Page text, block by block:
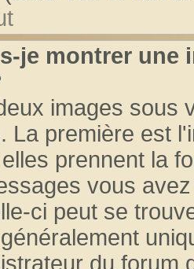
je montrer une
images sous
La première est
prennent la
vous
ci peut se
du forum